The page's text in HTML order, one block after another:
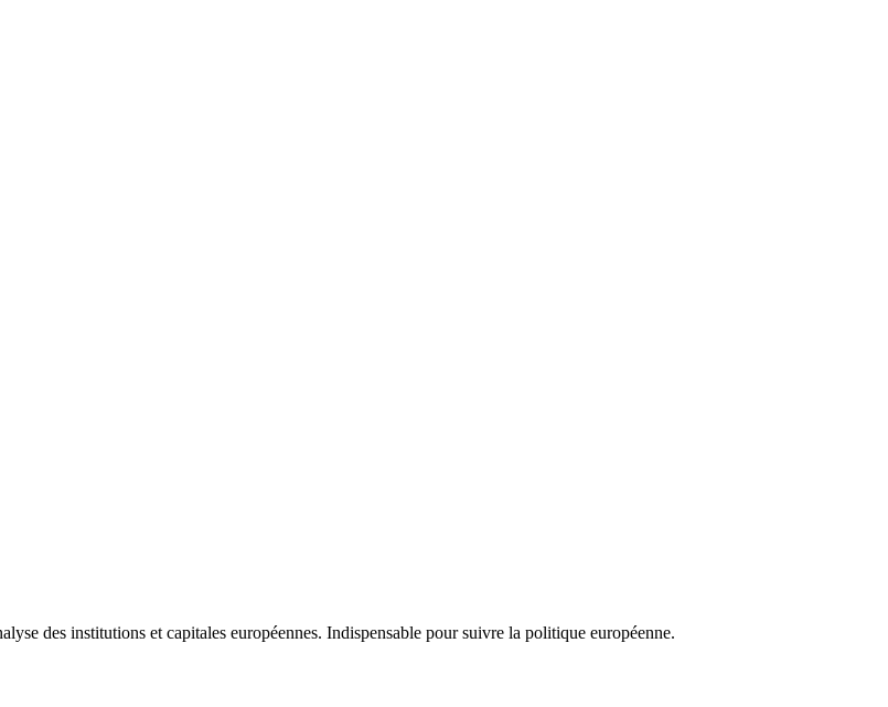
des institutions et capitales européennes. Indispensable pour suivre la politique européenne.